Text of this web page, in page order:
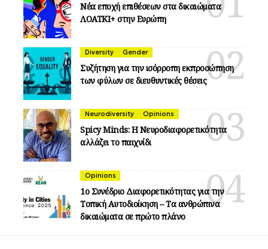
Νέα εποχή επιθέσεων στα δικαιώματα
ΛΟΑΤΚΙ+ στην Ευρώπη
Diversity Gender
Συζήτηση για την ισόρροπη εκπροσώπηση
των φύλων σε διευθυντικές θέσεις
Neurodiversity Opinions
Spicy Minds: Η Νευροδιαφορετικότητα
αλλάζει το παιχνίδι
Opinions
1ο Συνέδριο Διαφορετικότητας για την
Τοπική Αυτοδιοίκηση – Τα ανθρώπινα
δικαιώματα σε πρώτο πλάνο